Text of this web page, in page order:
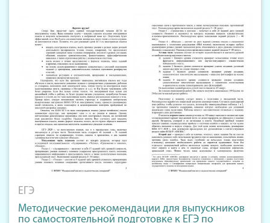
ЕГЭ
Методические рекомендации для выпускников
по самостоятельной подготовке к ЕГЭ по